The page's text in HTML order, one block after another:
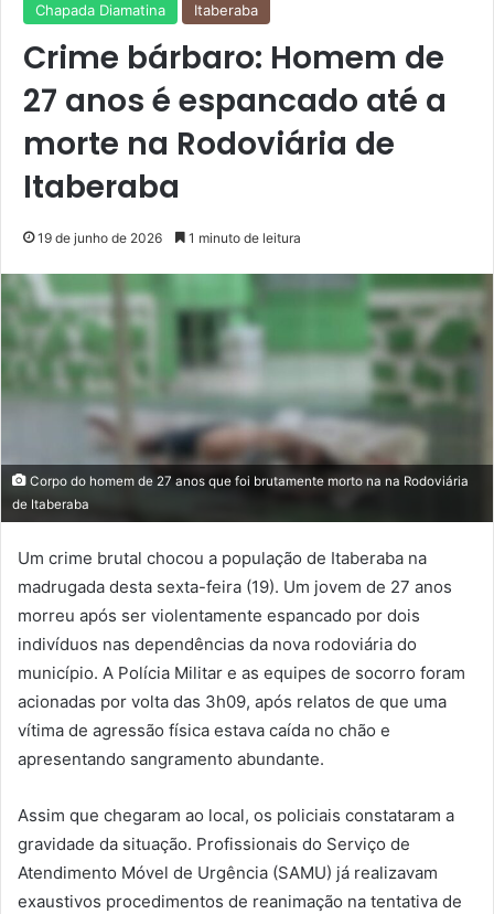
Chapada Diamatina Itaberaba
Crime bárbaro: Homem de
27 anos é espancado até a
morte na Rodoviária de
Itaberaba
19 de junho de 2026 1 minuto de leitura
Corpo do homem de 27 anos que foi brutamente morto na na Rodoviária
de Itaberaba
Um crime brutal chocou a população de Itaberaba na
madrugada desta sexta-feira (19). Um jovem de 27 anos
morreu após ser violentamente espancado por dois
indivíduos nas dependências da nova rodoviária do
município. A Polícia Militar e as equipes de socorro foram
acionadas por volta das 3h09, após relatos de que uma
vítima de agressão física estava caída no chão e
apresentando sangramento abundante.
Assim que chegaram ao local, os policiais constataram a
gravidade da situação. Profissionais do Serviço de
Atendimento Móvel de Urgência (SAMU) já realizavam
exaustivos procedimentos de reanimação na tentativa de